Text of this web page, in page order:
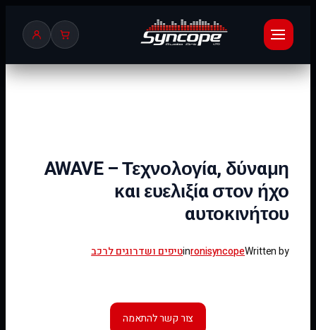
לדלג
AWAVE – Τεχνολογία, δύναμη
και ευελιξία στον ήχο
αυτοκινήτου
Written by
ronisyncope
inטיפים ושדרוגים לרכב